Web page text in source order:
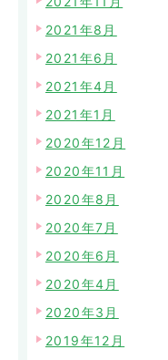
2021年8月
2021年6月
2021年4月
2021年1月
2020年12月
2020年11月
2020年8月
2020年7月
2020年6月
2020年4月
2020年3月
2019年12月